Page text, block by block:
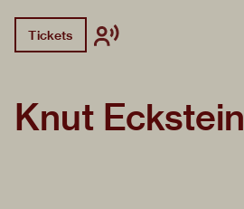
Tickets
Knut Eckstein